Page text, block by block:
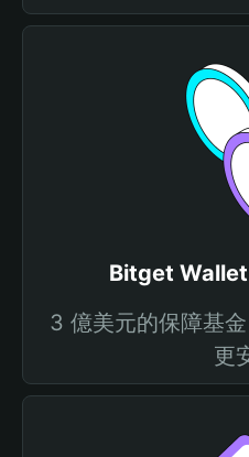
Bitget Wallet
3 億美元的保障基
更